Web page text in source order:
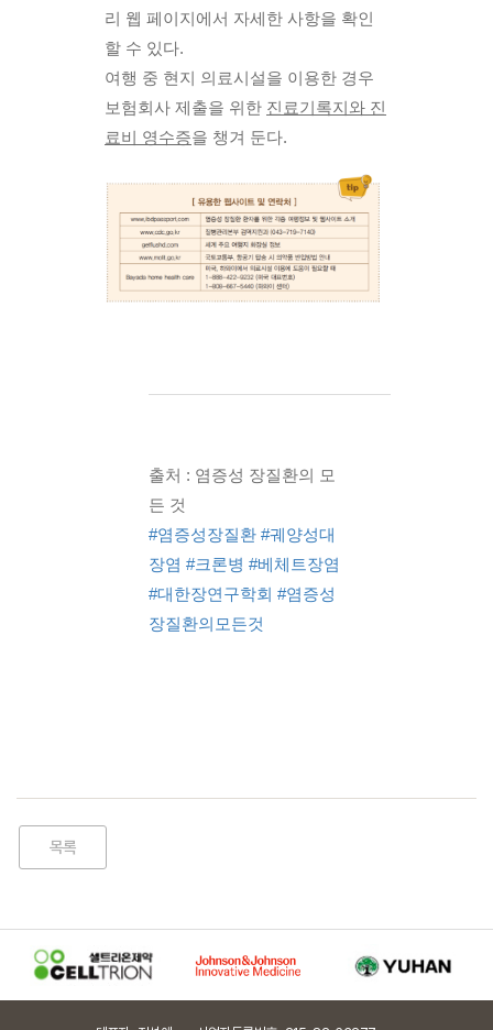
리 웹 페이지에서 자세한 사항을 확인
할 수 있다.
여행 중 현지 의료시설을 이용한 경우
보험회사 제출을 위한 진료기록지와 진
료비 영수증을 챙겨 둔다.
출처 : 염증성 장질환의 모
든 것
#염증성장질환 #궤양성대
장염 #크론병 #베체트장염
#대한장연구학회 #염증성
장질환의모든것
목록